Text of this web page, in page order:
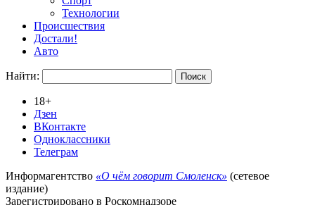
Технологии
Происшествия
Достали!
Авто
Найти:
18+
Дзен
ВКонтакте
Одноклассники
Телеграм
Информагентство «О чём говорит Смоленск» (сетевое
издание)
Зарегистрировано в Роскомнадзоре